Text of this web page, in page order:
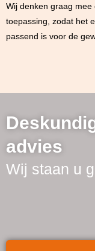
Wij denken graag
toepassing, zodat het
passend is voor de
advies
Wij staan u